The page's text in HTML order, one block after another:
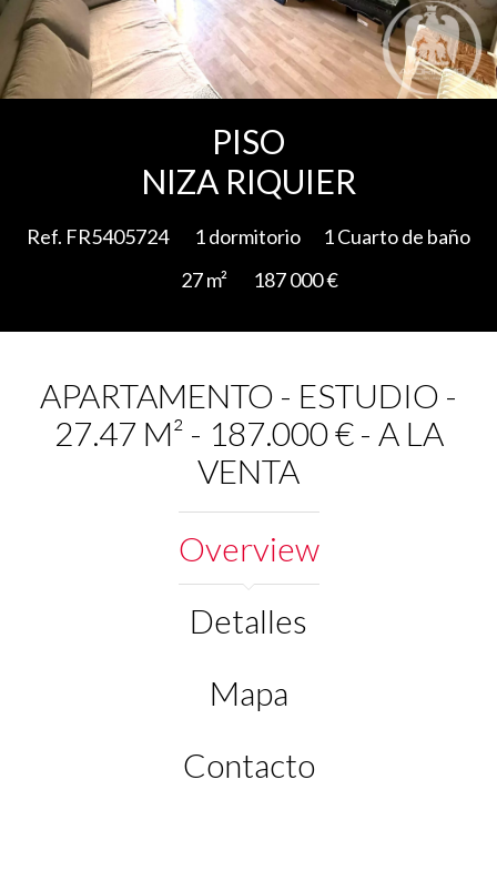
PISO
NIZA RIQUIER
Ref. FR5405724 1 dormitorio
1 Cuarto de baño
27 m²
187 000 €
APARTAMENTO - ESTUDIO -
27.47 M² - 187.000 € - A LA
VENTA
Overview
Detalles
Mapa
Contacto